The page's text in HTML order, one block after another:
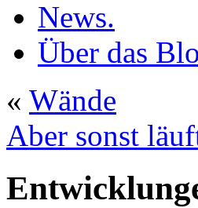
News.
Über das
« Wände
Aber sonst